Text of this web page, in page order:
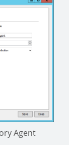
Agent